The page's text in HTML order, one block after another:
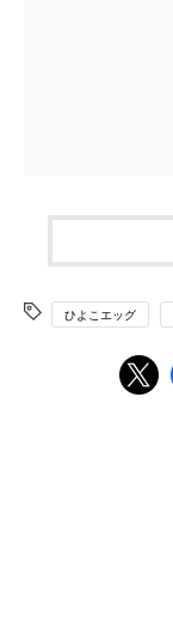
ひよこエッグ